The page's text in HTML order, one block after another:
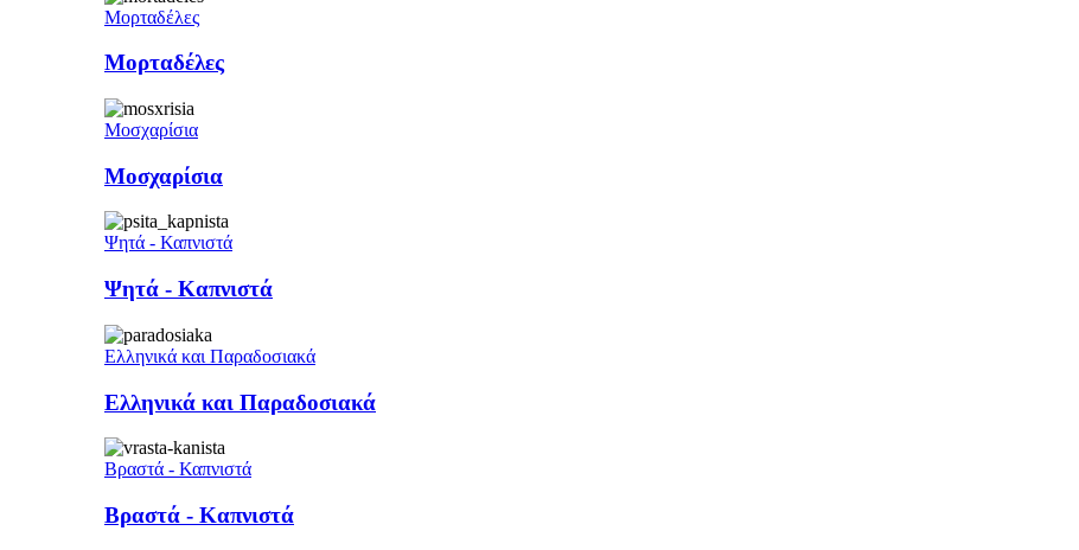
Μορταδέλες
Μορταδέλες
Μοσχαρίσια
Μοσχαρίσια
Ψητά - Καπνιστά
Ψητά - Καπνιστά
Ελληνικά και Παραδοσιακά
Ελληνικά και Παραδοσιακά
Βραστά - Καπνιστά
Βραστά - Καπνιστά